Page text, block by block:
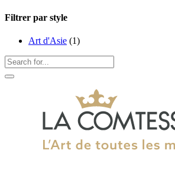
Filtrer par style
Art d'Asie (1)